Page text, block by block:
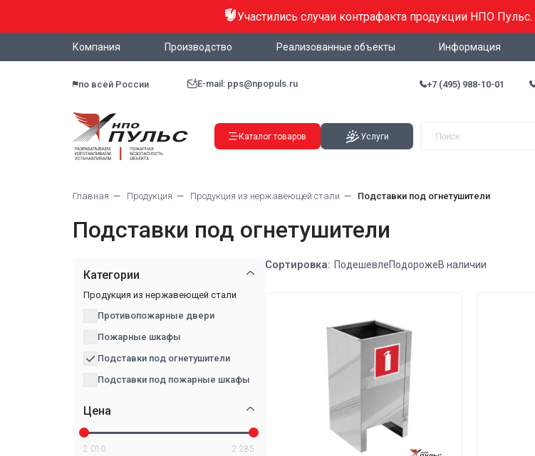
Участились случаи контрафакта продукции НПО Пульс.
Компания Производство Реализованные объекты Информация
по всей России E-mail: pps@npopuls.ru +7 (495) 988-10-01
Каталог товаров Услуги
Главная Продукция Продукция из нержавеющей стали Подставки под огнетушители
Подставки под огнетушители
Категории
Продукция из нержавеющей стали
Противопожарные двери
Пожарные шкафы
Подставки под огнетушители
Подставки под пожарные шкафы
Цена
2 010 2 285
Сортировка: ПодешевлеПодорожеВ наличии